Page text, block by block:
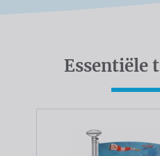
Essentiële